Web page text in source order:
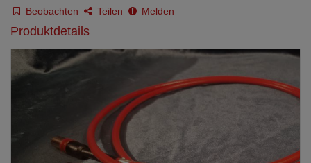
Beobachten Teilen Melden
Produktdetails